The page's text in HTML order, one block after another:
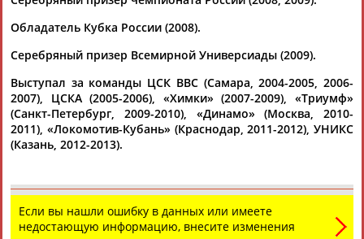
БУЛАТОВА
Обладатель Кубка России (2008).
Серебряный призер Всемирной Универсиады (2009).
Выступал за команды ЦСК ВВС (Самара, 2004-2005, 2006-
2007), ЦСКА (2005-2006), «Химки» (2007-2009), «Триумф»
(Санкт-Петербург, 2009-2010), «Динамо» (Москва, 2010-
2011), «Локомотив-Кубань» (Краснодар, 2011-2012), УНИКС
(Казань, 2012-2013).
Если вы нашли ошибку в данных или имеете
недостающую информацию, внесите изменения